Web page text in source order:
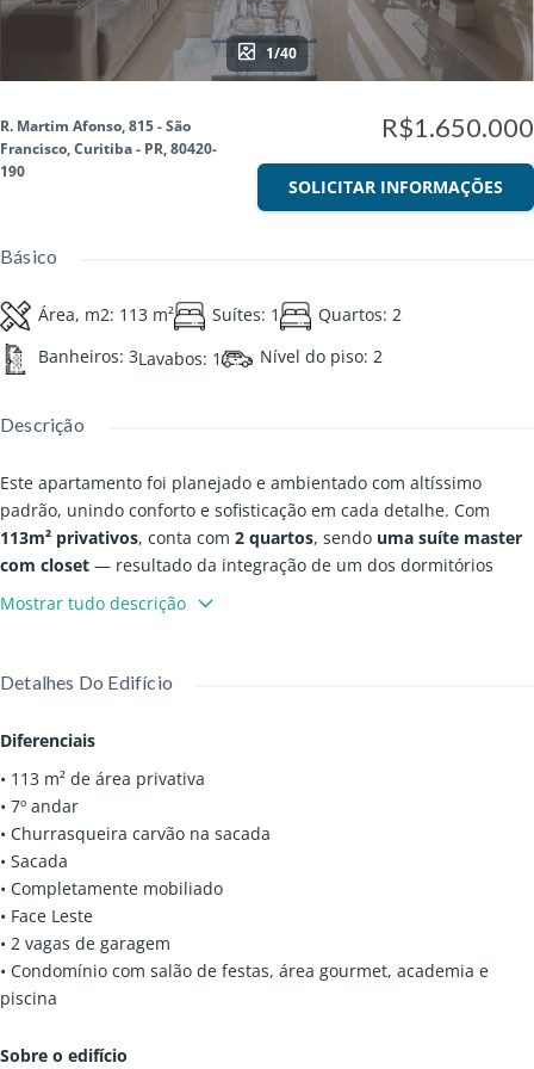
1/40
R. Martim Afonso, 815 - São
Francisco, Curitiba - PR, 80420-
190
R$1.650.000
SOLICITAR INFORMAÇÕES
Básico
Área, m2: 113 m² Suítes: 1 Quartos: 2
Banheiros: 3Lavabos: 1 Nível do piso: 2
Descrição
Este apartamento foi planejado e ambientado com altíssimo
padrão, unindo conforto e sofisticação em cada detalhe. Com
113m² privativos, conta com 2 quartos, sendo uma suíte master
com closet — resultado da integração de um dos dormitórios
para ampliar o espaço e proporcionar mais conforto e
Os ambientes sociais são integrados
marcenaria e acabamentos de alto padrão
praticidade e elegância no dia a dia.
Destaques do imóvel
Suíte master com closet
2 quartos (um ampliado para a suíte)
Sacada com churrasqueira à carvão
Ambientes planejados e decorados com alto padrão
Condomínio completo com infraestrutura e lazer
Mostrar tudo descrição
Detalhes Do Edifício
Diferenciais
• 113 m² de área privativa
• 7º andar
• Churrasqueira carvão na sacada
• Sacada
• Completamente mobiliado
• Face Leste
• 2 vagas de garagem
• Condomínio com salão de festas, área gourmet, academia e
piscina
Sobre o edifício